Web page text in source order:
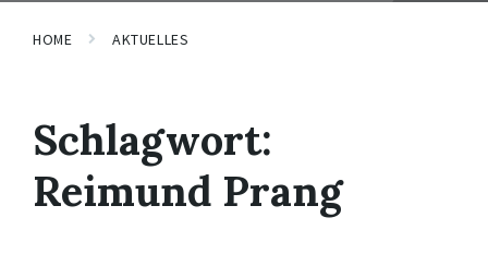
HOME AKTUELLES
Schlagwort:
Reimund Prang